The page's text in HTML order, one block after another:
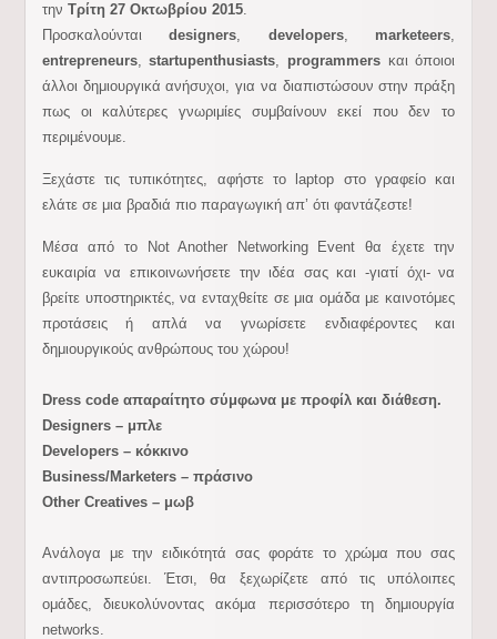
την Τρίτη 27 Οκτωβρίου 2015.
Προσκαλούνταιdesigners, developers, marketeers,
entrepreneurs,startupenthusiasts, programmers και όποιοι
άλλοι δημιουργικά ανήσυχοι, για να διαπιστώσουν στην πράξη
πως οι καλύτερες γνωριμίες συμβαίνουν εκεί που δεν το
περιμένουμε.
Ξεχάστε τις τυπικότητες, αφήστε το laptop στο γραφείο και
ελάτε σε μια βραδιά πιο παραγωγική απ’ ότι φαντάζεστε!
Μέσα από το Not Another Networking Event θα έχετε την
ευκαιρία να επικοινωνήσετε την ιδέα σας και -γιατί όχι- να
βρείτε υποστηρικτές, να ενταχθείτε σε μια ομάδα με καινοτόμες
προτάσεις ή απλά να γνωρίσετε ενδιαφέροντες και
δημιουργικούς ανθρώπους του χώρου!
Dress code απαραίτητο σύμφωνα με προφίλ και διάθεση.
Designers – μπλε
Developers – κόκκινο
Business/Marketers – πράσινο
Other Creatives – μωβ
Ανάλογα με την ειδικότητά σας φοράτε το χρώμα που σας
αντιπροσωπεύει. Έτσι, θα ξεχωρίζετε από τις υπόλοιπες
ομάδες, διευκολύνοντας ακόμα περισσότερο τη δημιουργία
networks.